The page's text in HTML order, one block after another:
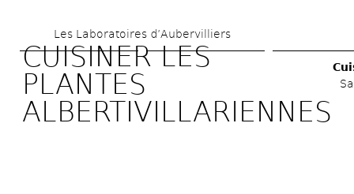
au
contenu
principal
Les Laboratoires d’Aubervilliers
CUISINER LES
PLANTES
ALBERTIVILLARIENNES